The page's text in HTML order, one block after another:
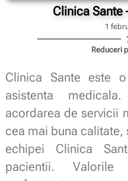
Clinica Sante
1
Reduceri
Clinica Sante este
asistenta
acordarea de servicii
cea mai buna
echipei Clinica
pacientii.